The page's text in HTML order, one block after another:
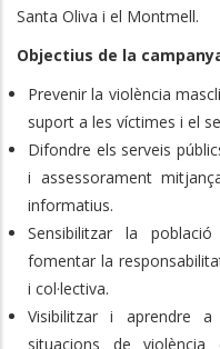
Santa Oliva i el Montmell.
Objectius de la
Prevenir la violència
suport a les víctimes i el
Difondre els serveis
i assessorament
informatius.
Sensibilitzar la
fomentar la
i col·lectiva.
Visibilitzar i aprendre a
situacions de violència